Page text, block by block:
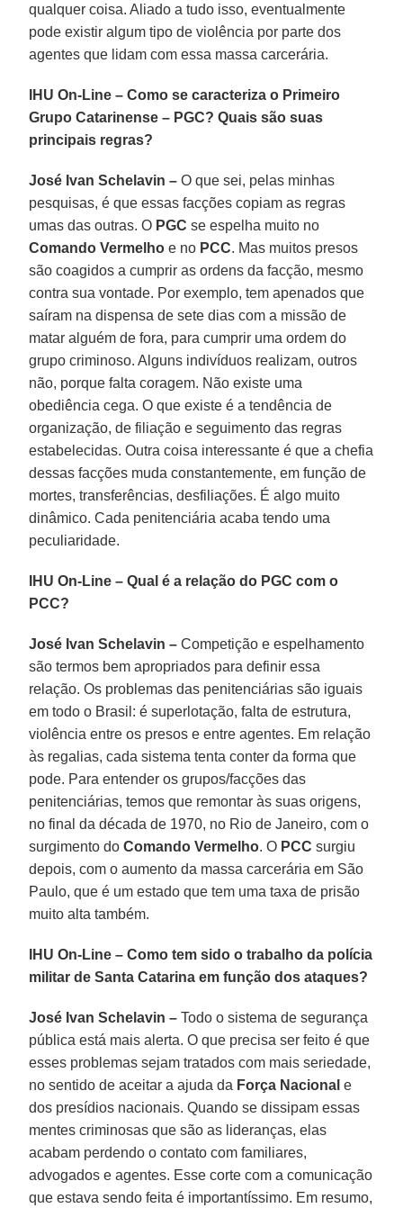
qualquer coisa. Aliado a tudo isso, eventualmente
pode existir algum tipo de violência por parte dos
agentes que lidam com essa massa carcerária.
IHU On-Line– Como se caracteriza o Primeiro
Grupo Catarinense– PGC? Quais são suas
principais regras?
José Ivan Schelavin – O que sei, pelas minhas
pesquisas, é que essas facções copiam as regras
umas das outras. O PGCse espelha muito no
Comando Vermelho e no PCC. Mas muitos presos
são coagidos a cumprir as ordens da facção, mesmo
contra sua vontade. Por exemplo, tem apenados que
saíram na dispensa de sete dias com a missão de
matar alguém de fora, para cumprir uma ordem do
grupo criminoso. Alguns indivíduos realizam, outros
não, porque falta coragem. Não existe uma
obediência cega. O que existe é a tendência de
organização, de filiação e seguimento das regras
estabelecidas. Outra coisa interessante é que a chefia
dessas facções muda constantemente, em função de
mortes, transferências, desfiliações. É algo muito
dinâmico. Cada penitenciária acaba tendo uma
peculiaridade.
IHU On-Line– Qual é a relação do PGC com o
PCC?
José Ivan Schelavin – Competição e espelhamento
são termos bem apropriados para definir essa
relação. Os problemas das penitenciárias são iguais
em todo o Brasil: é superlotação, falta de estrutura,
violência entre os presos e entre agentes. Em relação
às regalias, cada sistema tenta conter da forma que
pode. Para entender os grupos/facções das
penitenciárias, temos que remontar às suas origens,
no final da década de 1970, no Rio de Janeiro, com o
surgimento doComando Vermelho. O PCCsurgiu
depois, com o aumento da massa carcerária em São
Paulo, que é um estado que tem uma taxa de prisão
muito alta também.
IHU On-Line– Como tem sido o trabalho da polícia
militar de Santa Catarina em função dos ataques?
José Ivan Schelavin – Todo o sistema de segurança
pública está mais alerta. O que precisa ser feito é que
esses problemas sejam tratados com mais seriedade,
no sentido de aceitar a ajuda da Força Nacionale
dos presídios nacionais. Quando se dissipam essas
mentes criminosas que são as lideranças, elas
acabam perdendo o contato com familiares,
advogados e agentes. Esse corte com a comunicação
que estava sendo feita é importantíssimo. Em resumo,